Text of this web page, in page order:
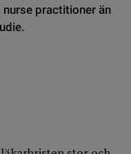
practitioner än